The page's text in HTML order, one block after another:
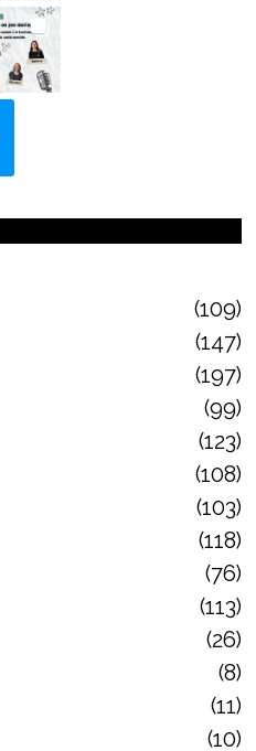
109
147
197
99
123
108
103
118
76
113
26
8
11
10